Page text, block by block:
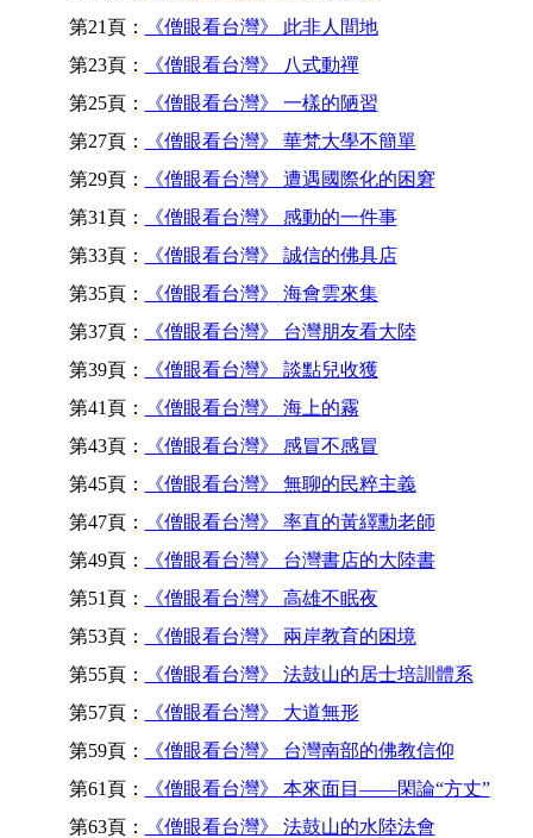
第21頁：
《僧眼看台灣》 此非人間地
第23頁：
《僧眼看台灣》 八式動禪
第25頁：
《僧眼看台灣》 一樣的陋習
第27頁：
《僧眼看台灣》 華梵大學不簡單
第29頁：
《僧眼看台灣》 遭遇國際化的困窘
第31頁：
《僧眼看台灣》 感動的一件事
第33頁：
《僧眼看台灣》 誠信的佛具店
第35頁：
《僧眼看台灣》 海會雲來集
第37頁：
《僧眼看台灣》 台灣朋友看大陸
第39頁：
《僧眼看台灣》 談點兒收獲
第41頁：
《僧眼看台灣》 海上的霧
第43頁：
《僧眼看台灣》 感冒不感冒
第45頁：
《僧眼看台灣》 無聊的民粹主義
第47頁：
《僧眼看台灣》 率直的黃繹勳老師
第49頁：
《僧眼看台灣》 台灣書店的大陸書
第51頁：
《僧眼看台灣》 高雄不眠夜
第53頁：
《僧眼看台灣》 兩岸教育的困境
第55頁：
《僧眼看台灣》 法鼓山的居士培訓體系
第57頁：
《僧眼看台灣》 大道無形
第59頁：
《僧眼看台灣》 台灣南部的佛教信仰
第61頁：
《僧眼看台灣》 本來面目——閑論“方丈”
第63頁：
《僧眼看台灣》 法鼓山的水陸法會